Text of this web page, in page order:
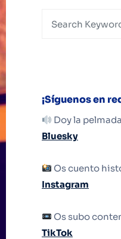
¡Síguenos en
Doy la
Bluesky
Os cuento
Instagram
Os subo
TikTok